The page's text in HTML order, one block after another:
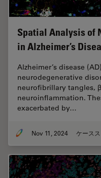
Spatial Analysis of
in Alzheimer’s
Alzheimer’s disease
neurodegenerative
neurofibrillary tangles,
neuroinflammation.
exacerbated by…
Nov 11, 2024 ケース